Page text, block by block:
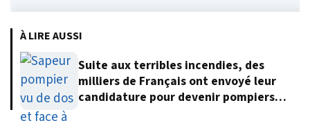
À LIRE AUSSI
Suite aux terribles incendies, des
milliers de Français ont envoyé leur
candidature pour devenir pompiers